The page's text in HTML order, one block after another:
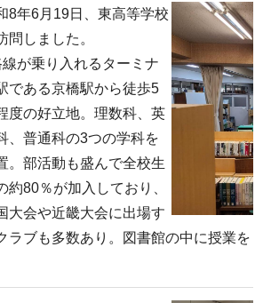
8年6月19日、東高等学校
問しました。
が乗り入れるターミナ
である京橋駅から徒歩5
度の好立地。理数科、英
、普通科の3つの学科を
。部活動も盛んで全校生
約80％が加入しており、
大会や近畿大会に出場す
ラブも多数あり。図書館の中に授業を